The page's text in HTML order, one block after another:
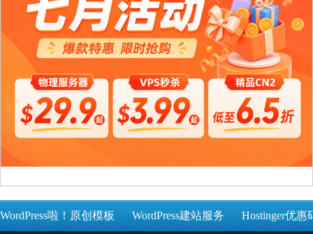
WordPress啦！原创模板 WordPress建站服务 Hostinger优惠